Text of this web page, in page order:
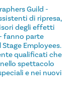
Guild -
di ripresa,
degli effetti
fanno parte
Employees.
qualificati che
spettacolo
e nei nuovi